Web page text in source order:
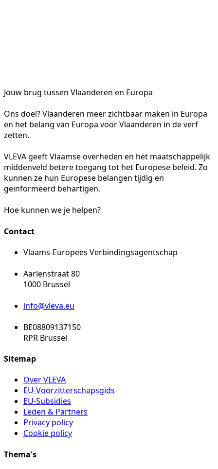
Jouw brug tussen Vlaanderen en Europa
Ons doel? Vlaanderen meer zichtbaar maken in Europa
en het belang van Europa voor Vlaanderen in de verf
zetten.
VLEVA geeft Vlaamse overheden en het maatschappelijk
middenveld betere toegang tot het Europese beleid. Zo
kunnen ze hun Europese belangen tijdig en
geïnformeerd behartigen.
Hoe kunnen we je helpen?
Contact
Vlaams-Europees Verbindingsagentschap
Aarlenstraat 80
1000 Brussel
info@vleva.eu
BE08809137150
RPR Brussel
Sitemap
Over VLEVA
EU-Voorzitterschapsgids
EU-Subsidies
Leden & Partners
Privacy policy
Cookie policy
Thema's